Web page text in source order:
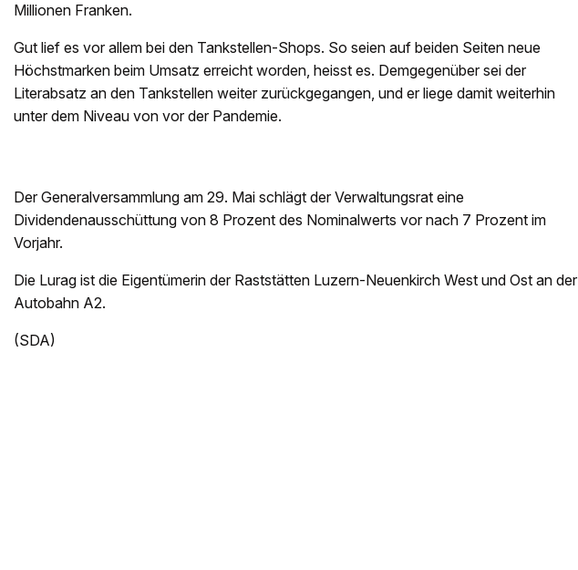
Millionen Franken.
Gut lief es vor allem bei den Tankstellen-Shops. So seien auf beiden Seiten neue
Höchstmarken beim Umsatz erreicht worden, heisst es. Demgegenüber sei der
Literabsatz an den Tankstellen weiter zurückgegangen, und er liege damit weiterhin
unter dem Niveau von vor der Pandemie.
Der Generalversammlung am 29. Mai schlägt der Verwaltungsrat eine
Dividendenausschüttung von 8 Prozent des Nominalwerts vor nach 7 Prozent im
Vorjahr.
Die Lurag ist die Eigentümerin der Raststätten Luzern-Neuenkirch West und Ost an der
Autobahn A2.
(SDA)